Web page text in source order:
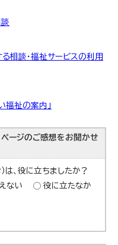
相談・福祉サービスの利用
福祉の案内」
ページのご感想をお聞かせ
は、役に立ちましたか？
ない
役に立たなか